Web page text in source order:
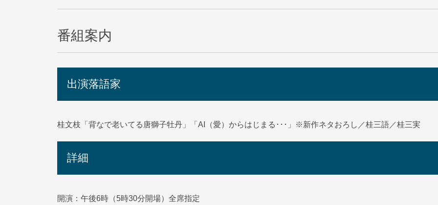
番組案内
出演落語家
桂文枝「背なで老いてる唐獅子牡丹」「AI（愛）からはじまる･･･」※新作ネタおろし／桂三語／桂三実
詳細
開演：午後6時（5時30分開場）全席指定